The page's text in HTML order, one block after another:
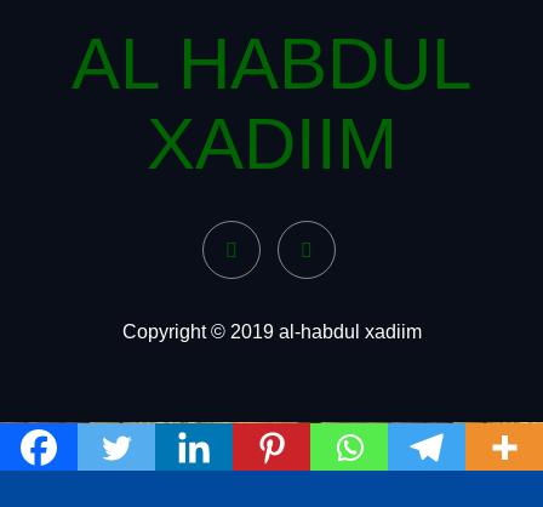
AL HABDUL
XADIIM
Copyright © 2019 al-habdul xadiim